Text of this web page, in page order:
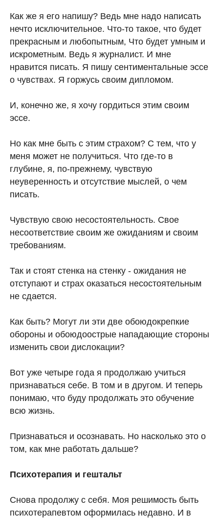
Как же я его напишу? Ведь мне надо написать
нечто исключительное. Что-то такое, что будет
прекрасным и любопытным, Что будет умным и
искрометным. Ведь я журналист. И мне
нравится писать. Я пишу сентиментальные эссе
о чувствах. Я горжусь своим дипломом.
И, конечно же, я хочу гордиться этим своим
эссе.
Но как мне быть с этим страхом? С тем, что у
меня может не получиться. Что где-то в
глубине, я, по-прежнему, чувствую
неуверенность и отсутствие мыслей, о чем
писать.
Чувствую свою несостоятельность. Свое
несоответствие своим же ожиданиям и своим
требованиям.
Так и стоят стенка на стенку - ожидания не
отступают и страх оказаться несостоятельным
не сдается.
Как быть? Могут ли эти две обоюдокрепкие
обороны и обоюдоострые нападающие стороны
изменить свои дислокации?
Вот уже четыре года я продолжаю учиться
признаваться себе. В том и в другом. И теперь
понимаю, что буду продолжать это обучение
всю жизнь.
Признаваться и осознавать. Но насколько это о
том, как мне работать дальше?
Психотерапия и гештальт
Снова продолжу с себя. Моя решимость быть
психотерапевтом оформилась недавно. И в